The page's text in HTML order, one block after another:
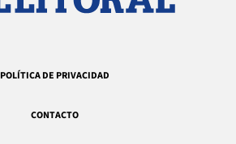
POLÍTICA DE PRIVACIDAD
CONTACTO